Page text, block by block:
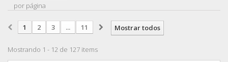
por página
Mostrar todos
1 2 3 ... 11
Mostrando 1 - 12 de 127 items